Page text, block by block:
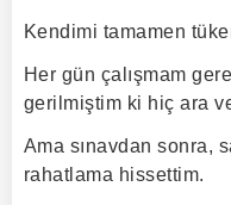
Kendimi tamamen
Her gün çalışmam
gerilmiştim ki hiç ara
Ama sınavdan sonra,
rahatlama hissettim.